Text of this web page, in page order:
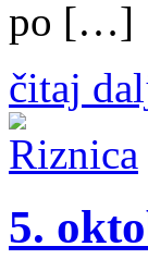
po […]
čitaj
5.